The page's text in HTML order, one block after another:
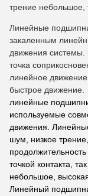
трение небольшое,
Линейные
закаленным
движения системы.
точка
линейное
быстрое движение.
линейные
используемые
движения.
шум, низкое
точкой контакта,
небольшое,
Линейный